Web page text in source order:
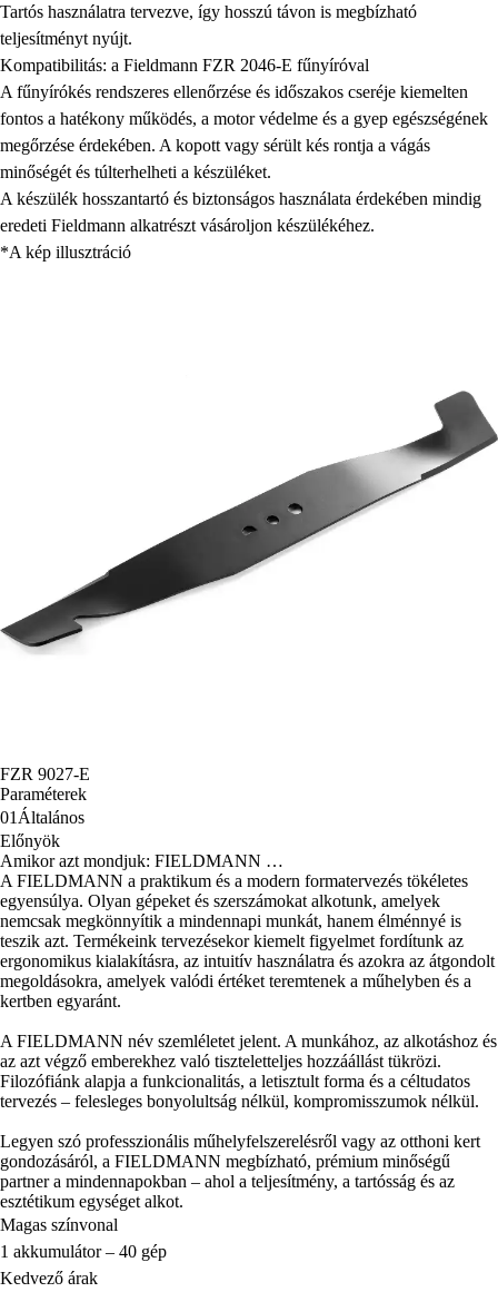
Tartós használatra tervezve, így hosszú távon is megbízható
teljesítményt nyújt.
Kompatibilitás: a Fieldmann FZR 2046-E fűnyíróval
A fűnyírókés rendszeres ellenőrzése és időszakos cseréje kiemelten
fontos a hatékony működés, a motor védelme és a gyep egészségének
megőrzése érdekében. A kopott vagy sérült kés rontja a vágás
minőségét és túlterhelheti a készüléket.
A készülék hosszantartó és biztonságos használata érdekében mindig
eredeti Fieldmann alkatrészt vásároljon készülékéhez.
*A kép illusztráció
FZR 9027-E
Paraméterek
01 Általános
Előnyök
Amikor azt mondjuk: FIELDMANN …
A FIELDMANN a praktikum és a modern formatervezés tökéletes
egyensúlya. Olyan gépeket és szerszámokat alkotunk, amelyek
nemcsak megkönnyítik a mindennapi munkát, hanem élménnyé is
teszik azt. Termékeink tervezésekor kiemelt figyelmet fordítunk az
ergonomikus kialakításra, az intuitív használatra és azokra az átgondolt
megoldásokra, amelyek valódi értéket teremtenek a műhelyben és a
kertben egyaránt.
A FIELDMANN név szemléletet jelent. A munkához, az alkotáshoz és
az azt végző emberekhez való tiszteletteljes hozzáállást tükrözi.
Filozófiánk alapja a funkcionalitás, a letisztult forma és a céltudatos
tervezés – felesleges bonyolultság nélkül, kompromisszumok nélkül.
Legyen szó professzionális műhelyfelszerelésről vagy az otthoni kert
gondozásáról, a FIELDMANN megbízható, prémium minőségű
partner a mindennapokban – ahol a teljesítmény, a tartósság és az
esztétikum egységet alkot.
Magas színvonal
1 akkumulátor – 40 gép
Kedvező árak